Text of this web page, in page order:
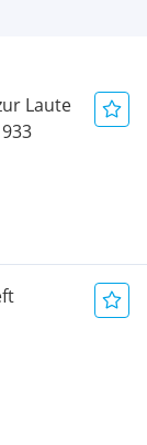
Laute